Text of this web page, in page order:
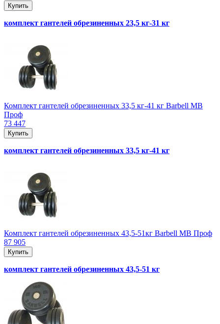
Купить
комплект гантелей обрезиненных 23,5 кг-31 кг
Комплект гантелей обрезиненных 33,5 кг-41 кг Barbell MB
Проф
73 447
Купить
комплект гантелей обрезиненных 33,5 кг-41 кг
Комплект гантелей обрезиненных 43,5-51кг Barbell MB Проф
87 905
Купить
комплект гантелей обрезиненных 43,5-51 кг